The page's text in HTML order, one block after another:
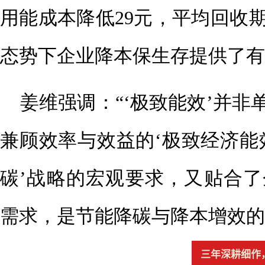
用能成本降低29元，平均回收
态势下企业降本保生存提供了
姜维强调：“‘极致能效’并非
兼顾效率与效益的‘极致经济能
碳’战略的宏观要求，又贴合
需求，是节能降碳与降本增效
三年深耕细作